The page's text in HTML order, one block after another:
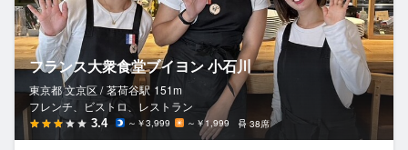
フランス大衆食堂ブイヨン 小石川
東京都 文京区 / 茗荷谷駅 151m
フレンチ、ビストロ、レストラン
3.4 ～￥3,999 ～￥1,999 38席